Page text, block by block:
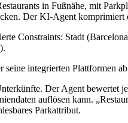
in Fußnähe, mit
Der KI-Agent komprimiert
Constraints: Stadt
integrierten Plattformen
Der Agent bewertet
auflösen kann.
Parkattribut.